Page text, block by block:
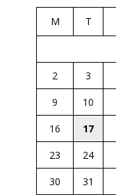
M T
2
3
9
10
16
17
23
24
30
31